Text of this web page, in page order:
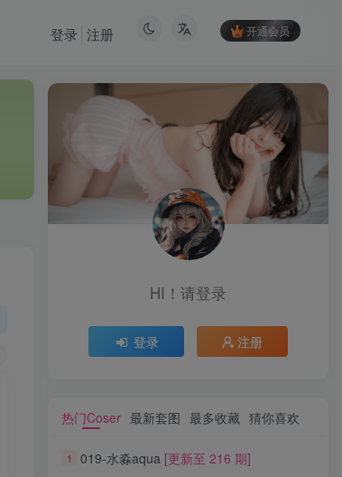
开通会员
登录 注册
HI！请登录
登录 注册
热门Coser 最新套图 最多收藏 猜你喜欢
1 019-水淼aqua [更新至 216 期]
HI！请登录
登录 注册
热门Coser 最新套图 最多收藏 猜你喜欢
1 019-水淼aqua [更新至 216 期]